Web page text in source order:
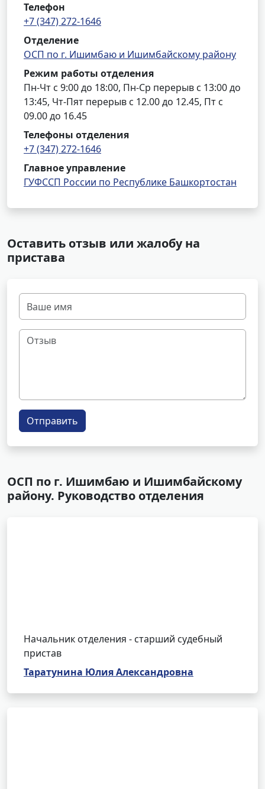
Телефон
+7 (347) 272-1646
Отделение
ОСП по г. Ишимбаю и Ишимбайскому району
Режим работы отделения
Пн-Чт с 9:00 до 18:00, Пн-Ср перерыв с 13:00 до
13:45, Чт-Пят перерыв с 12.00 до 12.45, Пт с
09.00 до 16.45
Телефоны отделения
+7 (347) 272-1646
Главное управление
ГУФССП России по Республике Башкортостан
Оставить отзыв или жалобу на
пристава
Отправить
ОСП по г. Ишимбаю и Ишимбайскому
району. Руководство отделения
Начальник отделения - старший судебный
пристав
Таратунина Юлия Александровна